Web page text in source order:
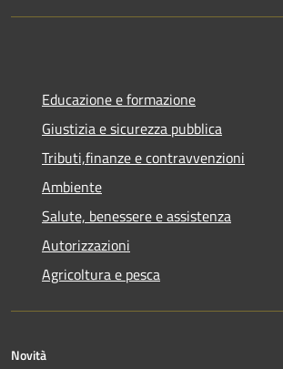
Educazione e formazione
Giustizia e sicurezza pubblica
Tributi,finanze e contravvenzioni
Ambiente
Salute, benessere e assistenza
Autorizzazioni
Agricoltura e pesca
Novità